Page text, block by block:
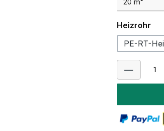
Selecteer
Heizrohr
PE-RT-